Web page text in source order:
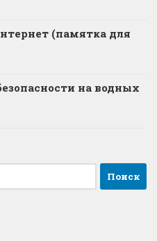
(памятка для
на водных